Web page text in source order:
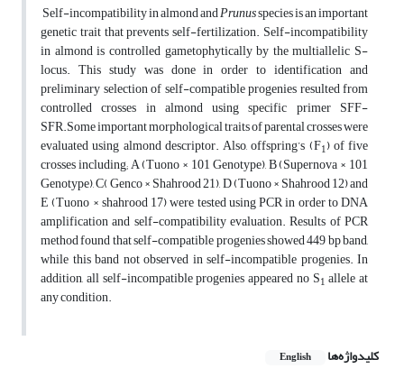
Self-incompatibility in almond andPrunusspecies is an important
genetic trait that prevents self-fertilization. Self-incompatibility
in almond is controlled gametophytically by the multiallelic S-
locus. This study was done in order to identification and
preliminary selection of self-compatible progenies resulted from
controlled crosses in almond using specific primer SFF-
SFR.Some important morphological traits of parental crosses were
evaluated using almond descriptor. Also, offspring’s (F1) of five
crosses including; A (Tuono × 101 Genotype), B (Supernova × 101
Genotype), C( Genco × Shahrood 21), D (Tuono × Shahrood 12) and
E (Tuono × shahrood 17) were tested using PCR in order to DNA
amplification and self-compatibility evaluation. Results of PCR
method found that self-compatible progenies showed 449 bp band,
while this band not observed in self-incompatible progenies. In
addition, all self-incompatible progenies appeared no S1 allele at
any condition.
کلیدواژه‌ها English